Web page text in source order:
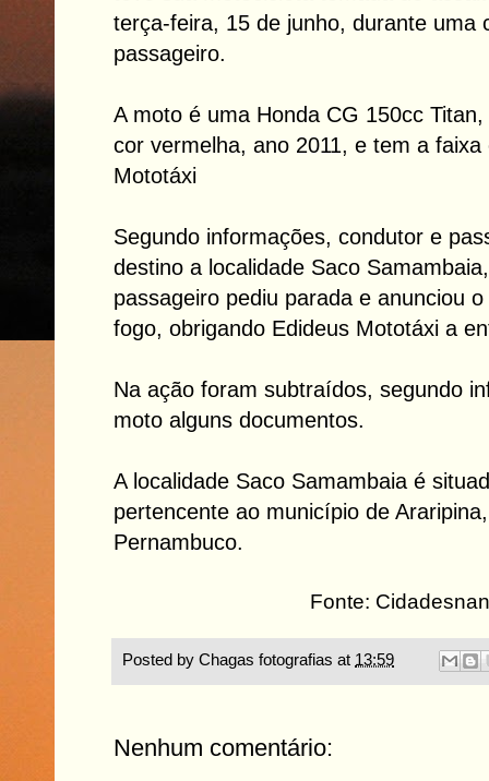
terça-feira, 15 de junho, durante uma
passageiro.
A moto é uma Honda CG 150cc
cor vermelha, ano 2011, e tem a
Mototáxi
Segundo informações, condutor e
destino a localidade Saco
passageiro pediu parada e anunciou
fogo, obrigando Edideus Mototáxi a
Na ação foram subtraídos, segundo
moto alguns documentos.
A localidade Saco Samambaia é
pertencente ao município de
Pernambuco.
Fonte:
Posted by Chagas fotografias at 13:59
Nenhum comentário: